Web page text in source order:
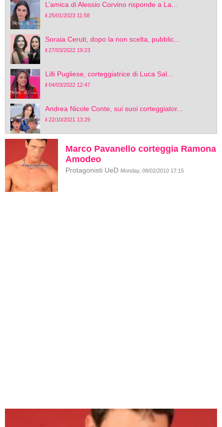
L’amica di Alessio Corvino risponde a La...
il 25/01/2023 11:58
Soraia Ceruti, dopo la non scelta, pubblic...
il 27/03/2022 19:23
Lilli Pugliese, corteggiatrice di Luca Sal...
il 04/03/2022 12:47
Andrea Nicole Conte, sui suoi corteggiator...
il 22/10/2021 13:29
Marco Pavanello corteggia Ramona
Amodeo
Protagonisti UeD Monday, 08/02/2010 17:15